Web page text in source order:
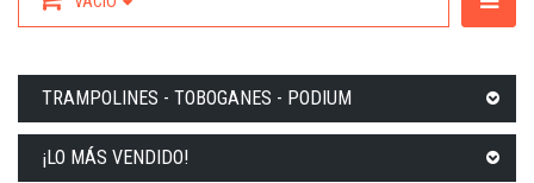
TRAMPOLINES - TOBOGANES - PODIUM
¡LO MÁS VENDIDO!